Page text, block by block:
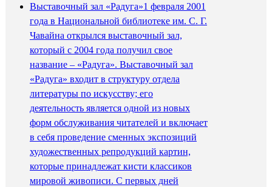
Выставочный зал «Радуга»1 февраля 2001
года в Национальной библиотеке им. С. Г.
Чавайна открылся выставочный зал,
который с 2004 года получил свое
название – «Радуга». Выставочный зал
«Радуга» входит в структуру отдела
литературы по искусству; его
деятельность является одной из новых
форм обслуживания читателей и включает
в себя проведение сменных экспозиций
художественных репродукций картин,
которые принадлежат кисти классиков
мировой живописи. С первых дней